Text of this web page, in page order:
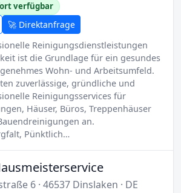
verfügbar
🚀 Direktanfrage
Reinigungsdienstleistungen
ist die Grundlage für ein gesundes
Wohn- und Arbeitsumfeld.
zuverlässige, gründliche und
Reinigungsservices für
Häuser, Büros, Treppenhäuser
an.
Pünktlich…
6 · 46537 Dinslaken · DE